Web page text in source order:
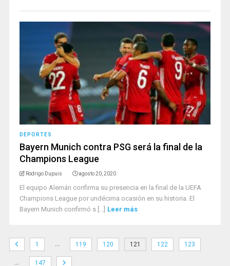
DEPORTES
Bayern Munich contra PSG será la final de la
Champions League
Rodrigo Dupuis agosto 20, 2020
El equipo Alemán confirma su presencia en la final de la UEFA
Champions League por undécima ocasión en su historia. El
Bayern Munich confirmó s [...] Leer más
1 … 119 120 121 122 123
… 147